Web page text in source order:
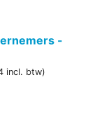
-
incl. btw)